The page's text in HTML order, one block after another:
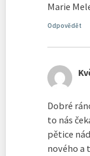
Marie
Odpovědět
Dobré
to nás
pětice
nového a